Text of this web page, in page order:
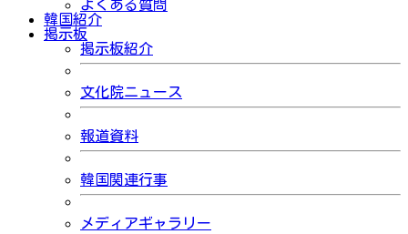
よくある質問
韓国紹介
掲示板
掲示板紹介
文化院ニュース
報道資料
韓国関連行事
メディアギャラリー